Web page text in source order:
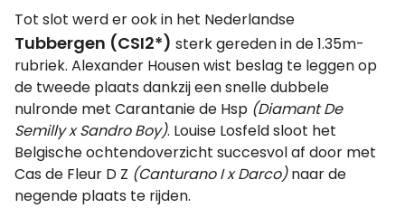
Tot slot werd er ook in het Nederlandse
Tubbergen (CSI2*) sterk gereden in de 1.35m-
rubriek. Alexander Housen wist beslag te leggen op
de tweede plaats dankzij een snelle dubbele
nulronde met Carantanie de Hsp (Diamant De
Semilly x Sandro Boy). Louise Losfeld sloot het
Belgische ochtendoverzicht succesvol af door met
Cas de Fleur D Z (Canturano I x Darco)naar de
negende plaats te rijden.